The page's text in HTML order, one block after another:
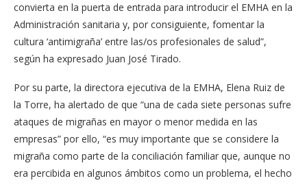
convierta en la puerta de entrada para introducir el EMHA en la
Administración sanitaria y, por consiguiente, fomentar la
cultura ‘antimigraña’ entre las/os profesionales de salud”,
según ha expresado Juan José Tirado.
Por su parte, la directora ejecutiva de la EMHA, Elena Ruiz de
la Torre, ha alertado de que “una de cada siete personas sufre
ataques de migrañas en mayor o menor medida en las
empresas” por ello, “es muy importante que se considere la
migraña como parte de la conciliación familiar que, aunque no
era percibida en algunos ámbitos como un problema, el hecho